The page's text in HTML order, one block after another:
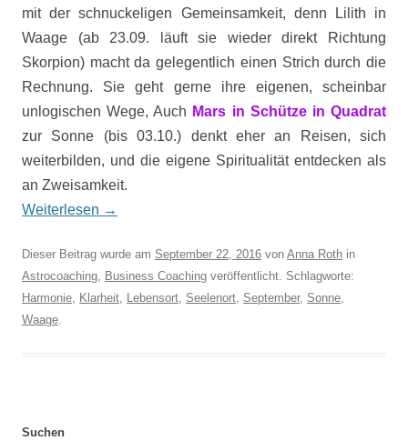
mit der schnuckeligen Gemeinsamkeit, denn Lilith in
Waage (ab 23.09. läuft sie wieder direkt Richtung
Skorpion) macht da gelegentlich einen Strich durch die
Rechnung. Sie geht gerne ihre eigenen, scheinbar
unlogischen Wege, Auch Mars in Schütze in Quadrat
zur Sonne (bis 03.10.) denkt eher an Reisen, sich
weiterbilden, und die eigene Spiritualität entdecken als
an Zweisamkeit.
Weiterlesen →
Dieser Beitrag wurde am September 22, 2016 von Anna Roth in
Astrocoaching, Business Coaching veröffentlicht. Schlagworte:
Harmonie, Klarheit, Lebensort, Seelenort, September, Sonne,
Waage.
Suchen